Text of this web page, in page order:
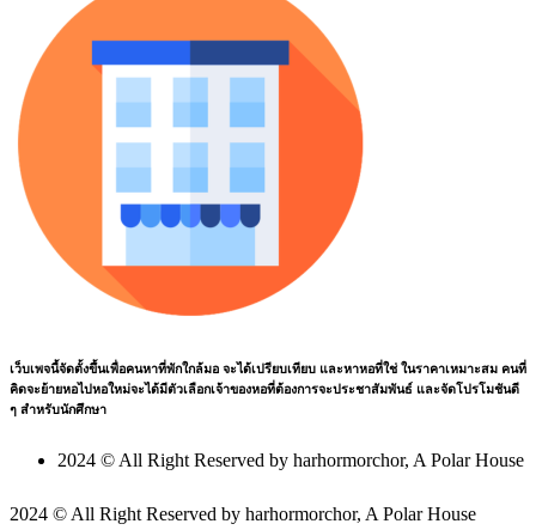
เว็บเพจนี้จัดตั้งขึ้นเพื่อคนหาที่พักใกล้มอ จะได้เปรียบเทียบ และหาหอที่ใช่ ในราคาเหมาะสม คนที่
คิดจะย้ายหอไปหอใหม่จะได้มีตัวเลือกเจ้าของหอที่ต้องการจะประชาสัมพันธ์ และจัดโปรโมชันดี
ๆ สำหรับนักศึกษา
2024 © All Right Reserved by harhormorchor, A Polar House
2024 © All Right Reserved by harhormorchor, A Polar House